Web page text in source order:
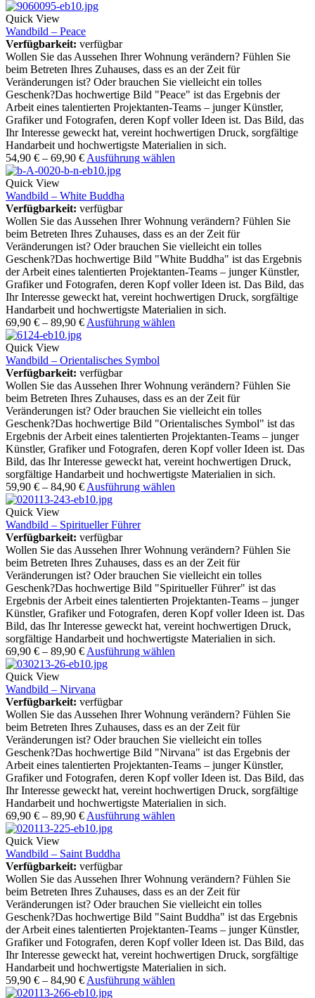
Quick View
Wandbild – Peace
Verfügbarkeit: verfügbar
Wollen Sie das Aussehen Ihrer Wohnung verändern? Fühlen Sie
beim Betreten Ihres Zuhauses, dass es an der Zeit für
Veränderungen ist? Oder brauchen Sie vielleicht ein tolles
Geschenk?Das hochwertige Bild "Peace" ist das Ergebnis der
Arbeit eines talentierten Projektanten-Teams – junger Künstler,
Grafiker und Fotografen, deren Kopf voller Ideen ist. Das Bild, das
Ihr Interesse geweckt hat, vereint hochwertigen Druck, sorgfältige
Handarbeit und hochwertigste Materialien in sich.
54,90 € – 69,90 € Ausführung wählen
Quick View
Wandbild – White Buddha
Verfügbarkeit: verfügbar
Wollen Sie das Aussehen Ihrer Wohnung verändern? Fühlen Sie
beim Betreten Ihres Zuhauses, dass es an der Zeit für
Veränderungen ist? Oder brauchen Sie vielleicht ein tolles
Geschenk?Das hochwertige Bild "White Buddha" ist das Ergebnis
der Arbeit eines talentierten Projektanten-Teams – junger Künstler,
Grafiker und Fotografen, deren Kopf voller Ideen ist. Das Bild, das
Ihr Interesse geweckt hat, vereint hochwertigen Druck, sorgfältige
Handarbeit und hochwertigste Materialien in sich.
69,90 € – 89,90 € Ausführung wählen
Quick View
Wandbild – Orientalisches Symbol
Verfügbarkeit: verfügbar
Wollen Sie das Aussehen Ihrer Wohnung verändern? Fühlen Sie
beim Betreten Ihres Zuhauses, dass es an der Zeit für
Veränderungen ist? Oder brauchen Sie vielleicht ein tolles
Geschenk?Das hochwertige Bild "Orientalisches Symbol" ist das
Ergebnis der Arbeit eines talentierten Projektanten-Teams – junger
Künstler, Grafiker und Fotografen, deren Kopf voller Ideen ist. Das
Bild, das Ihr Interesse geweckt hat, vereint hochwertigen Druck,
sorgfältige Handarbeit und hochwertigste Materialien in sich.
59,90 € – 84,90 € Ausführung wählen
Quick View
Wandbild – Spiritueller Führer
Verfügbarkeit: verfügbar
Wollen Sie das Aussehen Ihrer Wohnung verändern? Fühlen Sie
beim Betreten Ihres Zuhauses, dass es an der Zeit für
Veränderungen ist? Oder brauchen Sie vielleicht ein tolles
Geschenk?Das hochwertige Bild "Spiritueller Führer" ist das
Ergebnis der Arbeit eines talentierten Projektanten-Teams – junger
Künstler, Grafiker und Fotografen, deren Kopf voller Ideen ist. Das
Bild, das Ihr Interesse geweckt hat, vereint hochwertigen Druck,
sorgfältige Handarbeit und hochwertigste Materialien in sich.
69,90 € – 89,90 € Ausführung wählen
Quick View
Wandbild – Nirvana
Verfügbarkeit: verfügbar
Wollen Sie das Aussehen Ihrer Wohnung verändern? Fühlen Sie
beim Betreten Ihres Zuhauses, dass es an der Zeit für
Veränderungen ist? Oder brauchen Sie vielleicht ein tolles
Geschenk?Das hochwertige Bild "Nirvana" ist das Ergebnis der
Arbeit eines talentierten Projektanten-Teams – junger Künstler,
Grafiker und Fotografen, deren Kopf voller Ideen ist. Das Bild, das
Ihr Interesse geweckt hat, vereint hochwertigen Druck, sorgfältige
Handarbeit und hochwertigste Materialien in sich.
69,90 € – 89,90 € Ausführung wählen
Quick View
Wandbild – Saint Buddha
Verfügbarkeit: verfügbar
Wollen Sie das Aussehen Ihrer Wohnung verändern? Fühlen Sie
beim Betreten Ihres Zuhauses, dass es an der Zeit für
Veränderungen ist? Oder brauchen Sie vielleicht ein tolles
Geschenk?Das hochwertige Bild "Saint Buddha" ist das Ergebnis
der Arbeit eines talentierten Projektanten-Teams – junger Künstler,
Grafiker und Fotografen, deren Kopf voller Ideen ist. Das Bild, das
Ihr Interesse geweckt hat, vereint hochwertigen Druck, sorgfältige
Handarbeit und hochwertigste Materialien in sich.
59,90 € – 84,90 € Ausführung wählen